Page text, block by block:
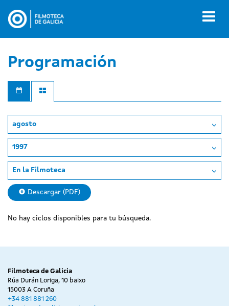
contenido
Programación
agosto
1997
En la Filmoteca
Descargar (PDF)
No hay ciclos disponibles para tu búsqueda.
Filmoteca de Galicia
Rúa Durán Loriga, 10 baixo
15003 A Coruña
+34 881 881 260